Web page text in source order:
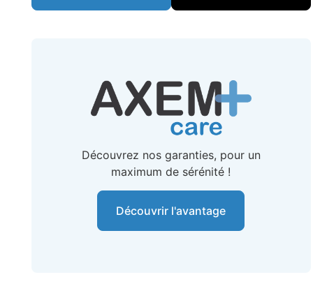
Découvrez nos garanties, pour un
maximum de sérénité !
Découvrir l'avantage